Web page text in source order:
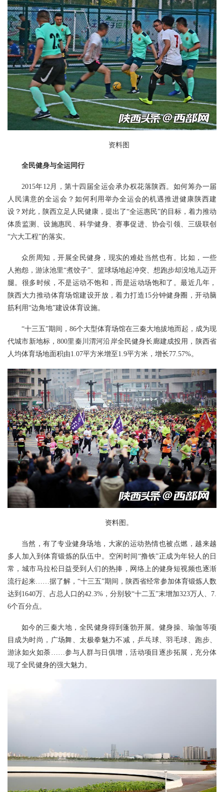
资料图
全民健身与全运同行
2015年12月，第十四届全运会承办权花落陕西。如何筹办一届
人民满意的全运会？如何利用举办全运会的机遇推进健康陕西建
设？对此，陕西立足人民健康，提出了“全运惠民”的目标，着力推动
体质监测、设施惠民、科学健身、赛事促进、协会引领、三级联创
“六大工程”的落实。
众所周知，开展全民健身，现实的难处当然也有。比如，一些
人抱怨，游泳池里“煮饺子”、篮球场地起冲突、想跑步却没地儿迈开
腿。很多时候，不是运动不饱和，而是运动场饱和了。最近几年，
陕西大力推动体育场馆建设开放，着力打造15分钟健身圈，开动脑
筋利用“边角地”建设体育设施。
“十三五”期间，86个大型体育场馆在三秦大地拔地而起，成为现
代城市新地标，800里秦川渭河沿岸全民健身长廊建成投用，陕西省
人均体育场地面积由1.07平方米增至1.9平方米，增长77.57%。
资料图。
当然，有了专业健身场地，大家的运动热情也被点燃，越来越
多人加入到体育锻炼的队伍中。空闲时间“撸铁”正成为年轻人的日
常，城市马拉松日益受到人们的热捧，网络上的健身短视频也逐渐
流行起来……据了解，“十三五”期间，陕西省经常参加体育锻炼人数
达到1640万、占总人口的42.3%，分别较“十二五”末增加323万人、7.
6个百分点。
如今的三秦大地，全民健身得到蓬勃开展。健身操、瑜伽等项
目成为时尚，广场舞、太极拳魅力不减，乒乓球、羽毛球、跑步、
游泳如火如荼……参与人群与日俱增，活动项目逐步拓展，充分体
现了全民健身的强大魅力。